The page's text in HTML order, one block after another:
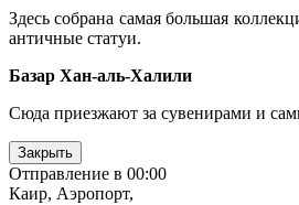
Здесь собрана самая большая
античные статуи.
Базар Хан-аль-Халили
Сюда приезжают за сувенирами и
Закрыть
Отправление в 00:00
Каир, Аэропорт,